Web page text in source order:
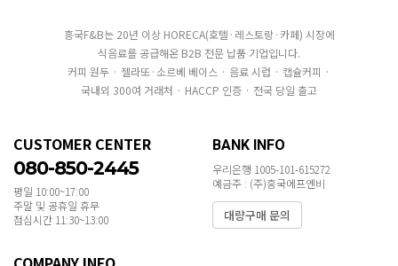
흥국F&B는 20년 이상 HORECA(호텔·레스토랑·카페) 시장에
식음료를 공급해온 B2B 전문 납품 기업입니다.
커피 원두 · 젤라또·소르베 베이스 · 음료 시럽 · 캡슐커피 ·
국내외 300여 거래처 · HACCP 인증 · 전국 당일 출고
CUSTOMER CENTER
080-850-2445
평일 10:00~17:00
주말 및 공휴일 휴무
점심시간 11:30~13:00
BANK INFO
우리은행 1005-101-615272
예금주 : (주)흥국에프엔비
대량구매 문의